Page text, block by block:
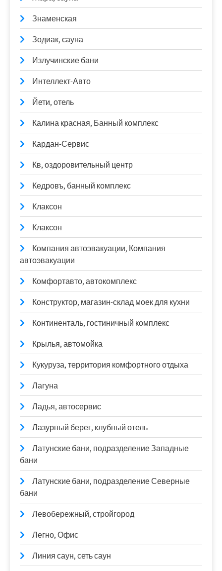
Знаменская
Зодиак, сауна
Излучинские бани
Интеллект-Авто
Йети, отель
Калина красная, Банный комплекс
Кардан-Сервис
Кв, оздоровительный центр
Кедровъ, банный комплекс
Клаксон
Клаксон
Компания автоэвакуации, Компания
автоэвакуации
Комфортавто, автокомплекс
Конструктор, магазин-склад моек для кухни
Континенталь, гостиничный комплекс
Крылья, автомойка
Кукуруза, территория комфортного отдыха
Лагуна
Ладья, автосервис
Лазурный берег, клубный отель
Латунские бани, подразделение Западные
бани
Латунские бани, подразделение Северные
бани
Левобережный, стройгород
Легно, Офис
Линия саун, сеть саун